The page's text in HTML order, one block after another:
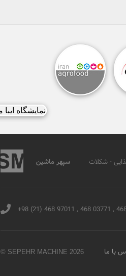
سپهر ماشین - شکلات
+98 (21) 468 97011 , 468 03771 ,
© SEPEHR MACHINE 2026 با ما